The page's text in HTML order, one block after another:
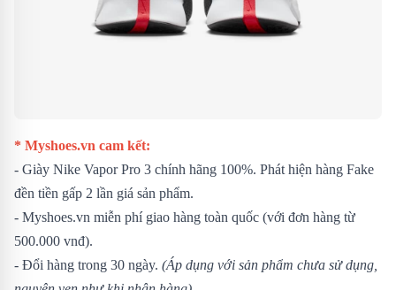
* Myshoes.vn cam kết:
- Giày Nike Vapor Pro 3 chính hãng 100%. Phát hiện hàng Fake
đền tiền gấp 2 lần giá sản phẩm.
- Myshoes.vn miễn phí giao hàng toàn quốc (với đơn hàng từ
500.000 vnđ).
- Đổi hàng trong 30 ngày. (Áp dụng với sản phẩm chưa sử dụng,